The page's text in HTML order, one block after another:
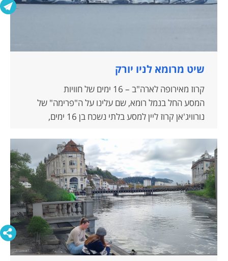
מבקריה.
שיט מרומא לניו יורק
קרוז מאירופה לארה"ב – 16 ימים של חוויות
המסע החל בנמל רומא, שם עלינו על ה"פרימה" של
נורוויג'אן קרוז ליין למסע בלתי נשכח בן 16 ימים,
עצירות מרתקות בערים אירופיות עשירות בהיסטוריה
ותרבות.
באיטליה, ליבורנו חשפה בפנינו את חיי היומיום
האותנטיים; מקאן הצרפתית הפגישה אותנו עם היוקרה
של פסטיבל הסרטים; וברצלונה הקסימה באדריכלות
עוצרת הנשימה של גאודי. בפלמה דה מיורקה התענגנו
על יין ושמן זית, ואליקנטה הציעה חופי זהב ורוגע ים
תיכוני.
בספרד, מלגה הרשימה עם מוזיאון פיקאסו, קאדיז לקחה